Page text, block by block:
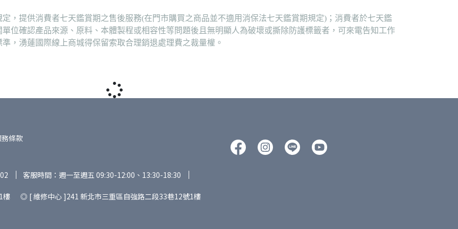
，提供消費者七天鑑賞期之售後服務(在門市購買之商品並不適用消保法七天鑑賞期規定)；消費者於七天鑑
位確認產品來源、原料、本體製程或相容性等問題後且無明顯人為破壞或撕除防護標籤者，可來電告知工作
，湧蓮國際線上商城得保留索取合理銷退處理費之裁量權。
條款
客服時間：週一至週五 09:30-12:00、13:30-18:30
樓 ◎ [ 維修中心 ]241 新北市三重區自強路二段33巷12號1樓